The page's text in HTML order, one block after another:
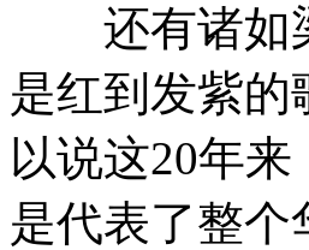
还有诸如梁
是红到发紫的
以说这20年
是代表了整个